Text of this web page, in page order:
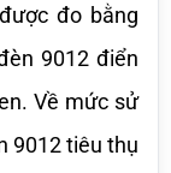
đo bằng
9012 điển
Về mức sử
9012 tiêu thụ